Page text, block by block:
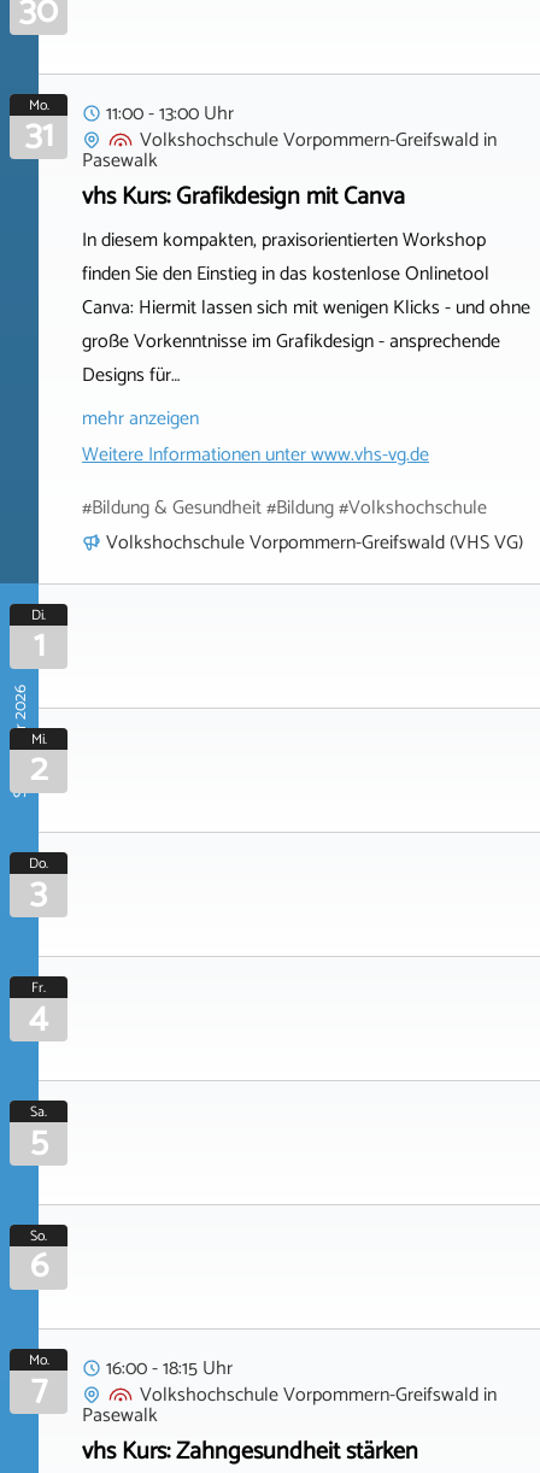
Mo.
31
11:00 - 13:00 Uhr
Volkshochschule Vorpommern-Greifswaldin
Pasewalk
vhs Kurs: Grafikdesign mit Canva
In diesem kompakten, praxisorientierten Workshop
finden Sie den Einstieg in das kostenlose Onlinetool
Canva: Hiermit lassen sich mit wenigen Klicks - und ohne
große Vorkenntnisse im Grafikdesign - ansprechende
Designs für…
mehr anzeigen
Weitere Informationen unterwww.vhs-vg.de
#Bildung & Gesundheit #Bildung #Volkshochschule
Volkshochschule Vorpommern-Greifswald (VHS VG)
September 2026
Di.
1
Mi.
2
Do.
3
Fr.
4
Sa.
5
So.
6
Mo.
7
16:00 - 18:15 Uhr
Volkshochschule Vorpommern-Greifswaldin
Pasewalk
vhs Kurs: Zahngesundheit stärken